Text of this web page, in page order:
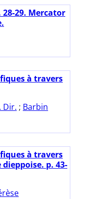
28-29. Mercator
à travers
Dir. ; Barbin
à travers
p. 43-